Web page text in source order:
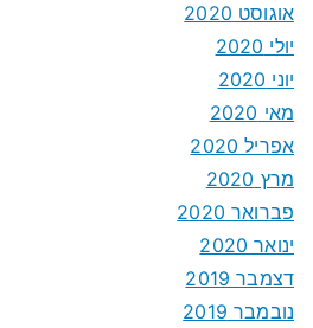
אוגוסט 2020
יולי 2020
יוני 2020
מאי 2020
אפריל 2020
מרץ 2020
פברואר 2020
ינואר 2020
דצמבר 2019
נובמבר 2019